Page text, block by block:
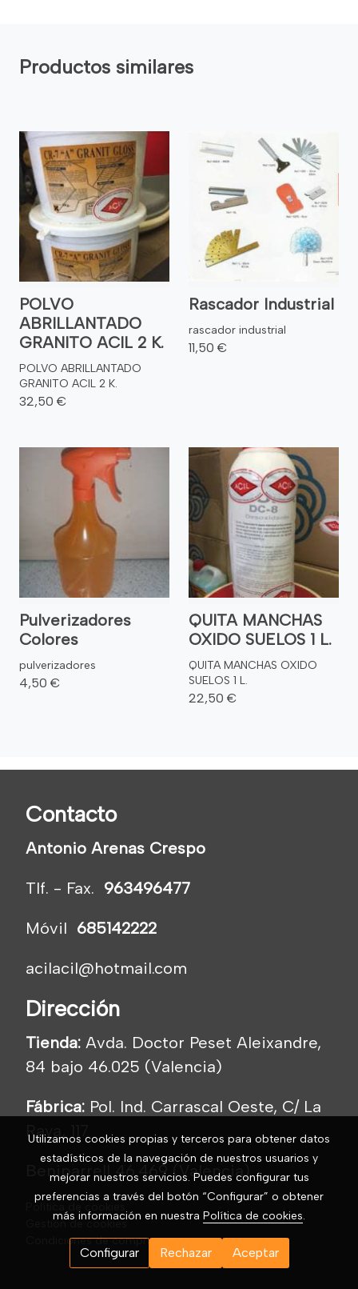
Productos similares
POLVO
ABRILLANTADO
GRANITO ACIL 2 K.
POLVO ABRILLANTADO
GRANITO ACIL 2 K.
32,50 €
Rascador Industrial
rascador industrial
11,50 €
Pulverizadores
Colores
pulverizadores
4,50 €
QUITA MANCHAS
OXIDO SUELOS 1 L.
QUITA MANCHAS OXIDO
SUELOS 1 L.
22,50 €
Contacto
Antonio Arenas Crespo
Tlf. - Fax. 963496477
Móvil 685142222
acilacil@hotmail.com
Dirección
Tienda: Avda. Doctor Peset Aleixandre,
84 bajo 46.025 (Valencia)
Fábrica: Pol. Ind. Carrascal Oeste, C/ La
Raya, 117
Beniparrell 46.469 (Valencia)
Política de cookies
Gestión de cookies
Condiciones de compra
Utilizamos cookies propias y terceros para obtener datos
estadísticos de la navegación de nuestros usuarios y
mejorar nuestros servicios. Puedes configurar tus
preferencias a través del botón “Configurar” o obtener
más información en nuestra Política de cookies.
Configurar Rechazar Aceptar